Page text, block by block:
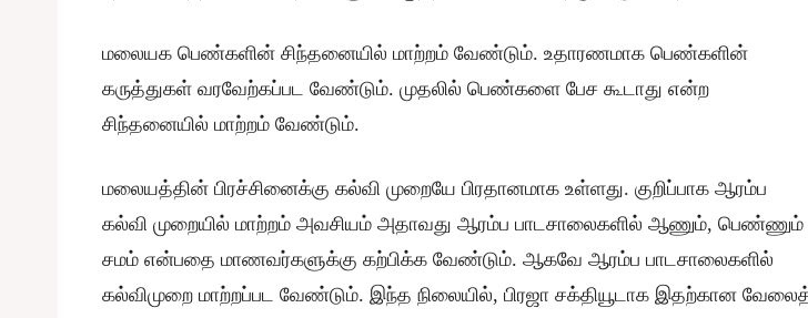
மலையக பெண்களின் சிந்தனையில் மாற்றம் வேண்டும். உதாரணமாக பெண்களின்
கருத்துகள் வரவேற்கப்பட வேண்டும். முதலில் பெண்களை பேச கூடாது என்ற
சிந்தனையில் மாற்றம் வேண்டும்.
மலையத்தின் பிரச்சினைக்கு கல்வி முறையே பிரதானமாக உள்ளது. குறிப்பாக ஆரம்ப
கல்வி முறையில் மாற்றம் அவசியம் அதாவது ஆரம்ப பாடசாலைகளில் ஆணும், பெண்ணும்
சமம் என்பதை மாணவர்களுக்கு கற்பிக்க வேண்டும். ஆகவே ஆரம்ப பாடசாலைகளில்
கல்விமுறை மாற்றப்பட வேண்டும். இந்த நிலையில், பிரஜா சக்தியூடாக இதற்கான